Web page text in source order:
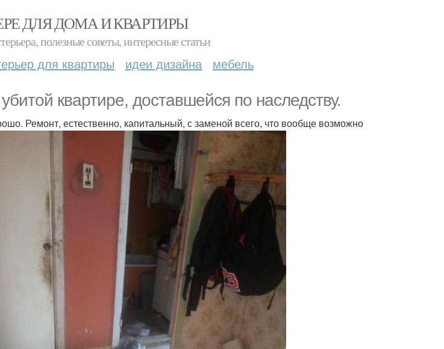
ДЛЯ ДОМА И КВАРТИРЫ
полезные советы, интересные статьи
для квартиры идеи дизайна мебель
квартире, доставшейся по наследству.
Ремонт, естественно, капитальный, с заменой всего, что вообще возможно